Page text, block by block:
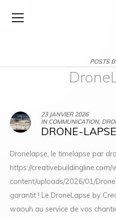
POSTS
23 JANVIER 2026
IN COMMUNICATION,
DRONE-LAPSE
Dronelapse, le timelapse par
https://creativebuildingline.com/
content/uploads/2026/01/
garantit ! Le DroneLapse by
waouh au service de vos